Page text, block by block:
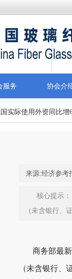
服务 协会介
实际使用外资同比增
来源:经济参考
核心提示
（未含银行、
商务部最新
（未含银行、